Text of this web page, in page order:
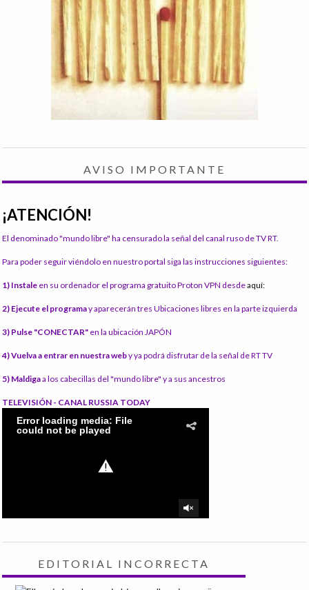
AVISO IMPORTANTE
¡ATENCIÓN!
El denominado "mundo libre" ha censurado la señal del canal ruso de TV RT.
Para poder seguir viéndolo en nuestro portal siga las instrucciones siguientes:
1) Instale en su ordenador el programa gratuito Proton VPN desdeaquí:
2) Ejecute el programay aparecerán tres Ubicaciones libres en la parte izquierda
3) Pulse "CONECTAR" en la ubicación JAPÓN
4) Vuelva a entrar en nuestra weby ya podrá disfrutar de la señal de RT TV
5) Maldigaa los cabecillas del "mundo libre" y a sus ancestros
TELEVISIÓN - CANAL RUSSIA TODAY
EDITORIAL INCORRECTA